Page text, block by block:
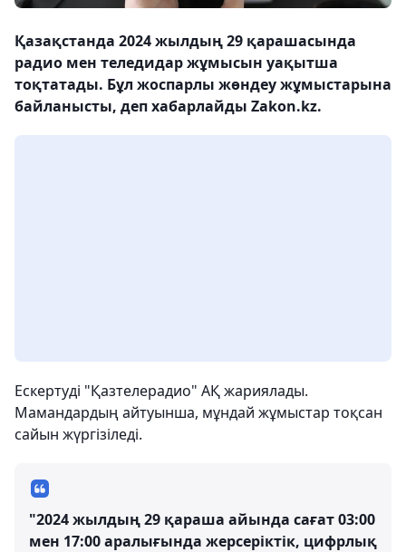
Қазақстанда 2024 жылдың 29 қарашасында
радио мен теледидар жұмысын уақытша
тоқтатады. Бұл жоспарлы жөндеу жұмыстарына
байланысты, деп хабарлайды Zakon.kz.
Ескертуді "Қазтелерадио" АҚ жариялады.
Мамандардың айтуынша, мұндай жұмыстар тоқсан
сайын жүргізіледі.
"2024 жылдың 29 қараша айында сағат 03:00
мен 17:00 аралығында жерсеріктік, цифрлық